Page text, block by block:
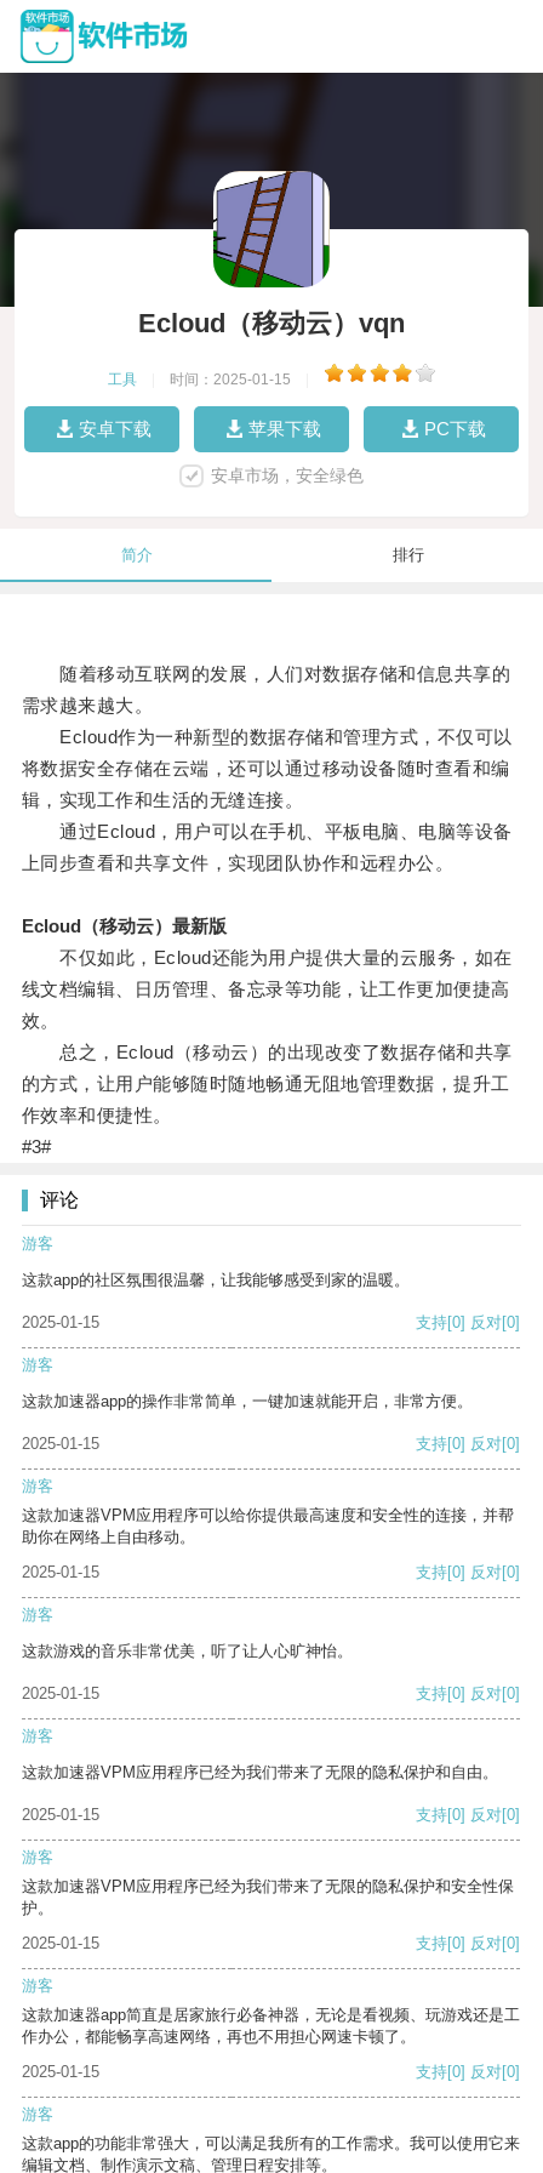
Ecloud（移动云）vqn
工具 时间：2025-01-15
安卓下载 苹果下载 PC下载
安卓市场，安全绿色
简介 排行
随着移动互联网的发展，人们对数据存储和信息共享的
需求越来越大。
Ecloud作为一种新型的数据存储和管理方式，不仅可以
将数据安全存储在云端，还可以通过移动设备随时查看和编
辑，实现工作和生活的无缝连接。
通过Ecloud，用户可以在手机、平板电脑、电脑等设备
上同步查看和共享文件，实现团队协作和远程办公。
Ecloud（移动云）最新版
不仅如此，Ecloud还能为用户提供大量的云服务，如在
线文档编辑、日历管理、备忘录等功能，让工作更加便捷高
效。
总之，Ecloud（移动云）的出现改变了数据存储和共享
的方式，让用户能够随时随地畅通无阻地管理数据，提升工
作效率和便捷性。
#3#
评论
游客
这款app的社区氛围很温馨，让我能够感受到家的温暖。
2025-01-15 支持[0] 反对[0]
游客
这款加速器app的操作非常简单，一键加速就能开启，非常方便。
2025-01-15 支持[0] 反对[0]
游客
这款加速器VPM应用程序可以给你提供最高速度和安全性的连接，并帮
助你在网络上自由移动。
2025-01-15
支持[0] 反对[0]
游客
这款游戏的音乐非常优美，听了让人心旷神怡。
2025-01-15 支持[0] 反对[0]
游客
这款加速器VPM应用程序已经为我们带来了无限的隐私保护和自由。
2025-01-15 支持[0] 反对[0]
游客
这款加速器VPM应用程序已经为我们带来了无限的隐私保护和安全性保
护。
2025-01-15
支持[0] 反对[0]
游客
这款加速器app简直是居家旅行必备神器，无论是看视频、玩游戏还是工
作办公，都能畅享高速网络，再也不用担心网速卡顿了。
2025-01-15
支持[0] 反对[0]
游客
这款app的功能非常强大，可以满足我所有的工作需求。我可以使用它来
编辑文档、制作演示文稿、管理日程安排等。